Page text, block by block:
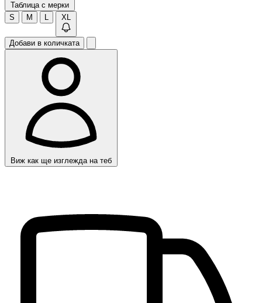
Таблица с мерки
S
M L XL
Добави в количката
Виж как ще изглежда на теб